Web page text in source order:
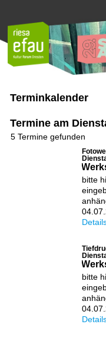
Terminkalender
Termine am
5 Termine gefunden
bitte
bitte